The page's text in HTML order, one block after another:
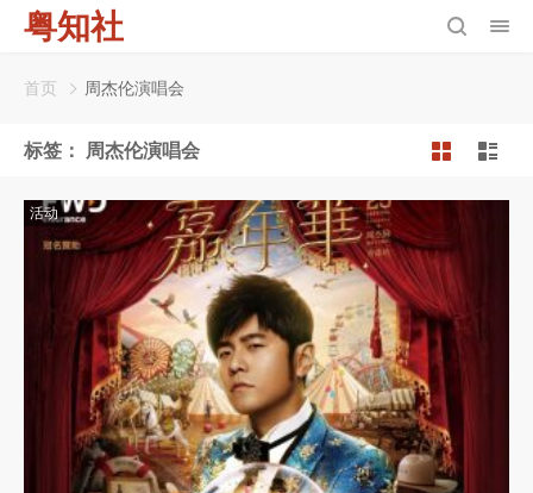
粤知社
首页 周杰伦演唱会
标签： 周杰伦演唱会
活动